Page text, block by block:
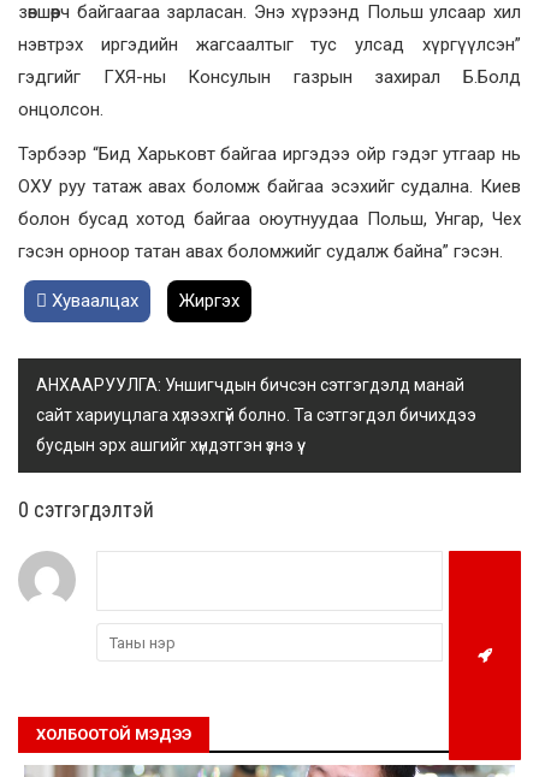
зөвшөөрч байгаагаа зарласан. Энэ хүрээнд Польш улсаар хил
нэвтрэх иргэдийн жагсаалтыг тус улсад хүргүүлсэн”
гэдгийг ГХЯ-ны Консулын газрын захирал Б.Болд
онцолсон.
Тэрбээр “Бид Харьковт байгаа иргэдээ ойр гэдэг утгаар нь
ОХУ руу татаж авах боломж байгаа эсэхийг судална. Киев
болон бусад хотод байгаа оюутнуудаа Польш, Унгар, Чех
гэсэн орноор татан авах боломжийг судалж байна” гэсэн.
Хуваалцах Жиргэх
АНХААРУУЛГА: Уншигчдын бичсэн сэтгэгдэлд манай
сайт хариуцлага хүлээхгүй болно. Та сэтгэгдэл бичихдээ
бусдын эрх ашгийг хүндэтгэн үзнэ үү.
0 cэтгэгдэлтэй
ХОЛБООТОЙ МЭДЭЭ